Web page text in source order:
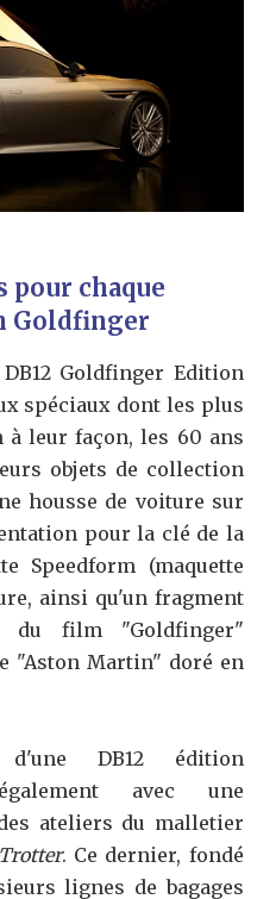
pour chaque
Goldfinger
Goldfinger Edition
spéciaux dont les plus
à leur façon, les 60 ans
objets de collection
housse de voiture sur
pour la clé de la
Speedform (maquette
ainsi qu'un fragment
film "Goldfinger"
"Aston Martin" doré en
d'une DB12 édition
avec une
ateliers du malletier
. Ce dernier, fondé
lignes de bagages